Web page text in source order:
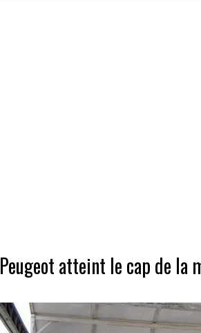
Peugeot atteint le cap de la